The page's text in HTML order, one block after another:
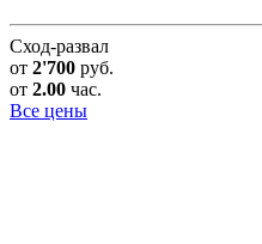
Сход-развал
от 2'700 руб.
от 2.00 час.
Все цены